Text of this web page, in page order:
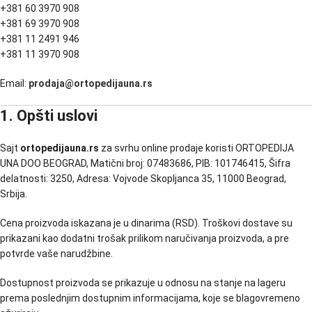
+381 60 3970 908
+381 69 3970 908
+381 11 2491 946
+381 11 3970 908
Email: prodaja@ortopedijauna.rs
1. Opšti uslovi
Sajt ortopedijauna.rs za svrhu online prodaje koristi ORTOPEDIJA
UNA DOO BEOGRAD, Matični broj: 07483686, PIB: 101746415, Šifra
delatnosti: 3250, Adresa: Vojvode Skopljanca 35, 11000 Beograd,
Srbija.
Cena proizvoda iskazana je u dinarima (RSD). Troškovi dostave su
prikazani kao dodatni trošak prilikom naručivanja proizvoda, a pre
potvrde vaše narudžbine.
Dostupnost proizvoda se prikazuje u odnosu na stanje na lageru
prema poslednjim dostupnim informacijama, koje se blagovremeno